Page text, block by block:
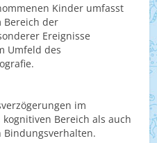
Kinder umfasst
Bereich der
Ereignisse
Umfeld des
im
Bereich als auch
Bindungsverhalten.